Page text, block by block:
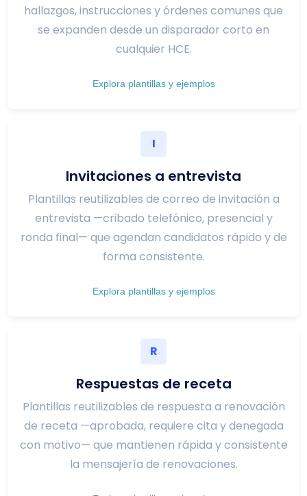
hallazgos, instrucciones y órdenes comunes que
se expanden desde un disparador corto en
cualquier HCE.
Explora plantillas y ejemplos
I
Invitaciones a entrevista
Plantillas reutilizables de correo de invitación a
entrevista —cribado telefónico, presencial y
ronda final— que agendan candidatos rápido y de
forma consistente.
Explora plantillas y ejemplos
R
Respuestas de receta
Plantillas reutilizables de respuesta a renovación
de receta —aprobada, requiere cita y denegada
con motivo— que mantienen rápida y consistente
la mensajería de renovaciones.